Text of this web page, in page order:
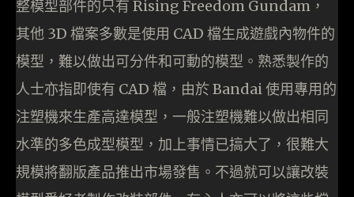
整模型部件的只有 Rising Freedom Gundam，
其他 3D 檔案多數是使用 CAD 檔生成遊戲內物件的
模型，難以做出可分件和可動的模型。熟悉製作的
人士亦指即使有 CAD 檔，由於 Bandai 使用專用的
注塑機來生產高達模型，一般注塑機難以做出相同
水準的多色成型模型，加上事情已搞大了，很難大
規模將翻版產品推出市場發售。不過就可以讓改裝